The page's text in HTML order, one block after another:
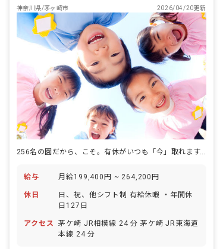
神奈川県/茅ヶ崎市
2026/04/20更新
256名の園だから、こそ。有休がいつも「今」取れます。
給与 月給199,400円 ~ 264,200円
休日
日、祝、他シフト制 有給休暇 ・年間休
日127日
アクセス
茅ケ崎 JR相模線 24 分 茅ケ崎 JR東海道
本線 24 分